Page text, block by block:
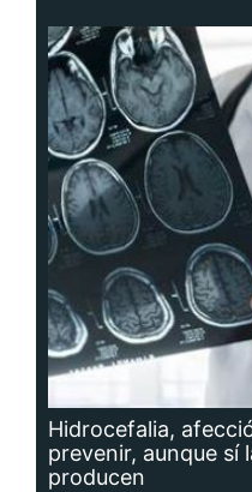
Hidrocefalia,
prevenir, aunque sí
producen